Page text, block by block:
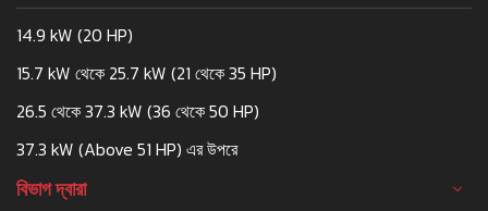
14.9 kW (20 HP)
15.7 kW থেকে 25.7 kW (21 থেকে 35 HP)
26.5 থেকে 37.3 kW (36 থেকে 50 HP)
37.3 kW (Above 51 HP) এর উপরে
বিভাগ দ্বারা